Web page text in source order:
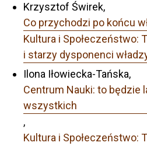
Krzysztof Świrek,
Co przychodzi po końcu
Kultura i Społeczeństwo:
i starzy dysponenci
Ilona Iłowiecka-Tańska,
Centrum Nauki: to będzie
wszystkich
,
Kultura i Społeczeństwo: